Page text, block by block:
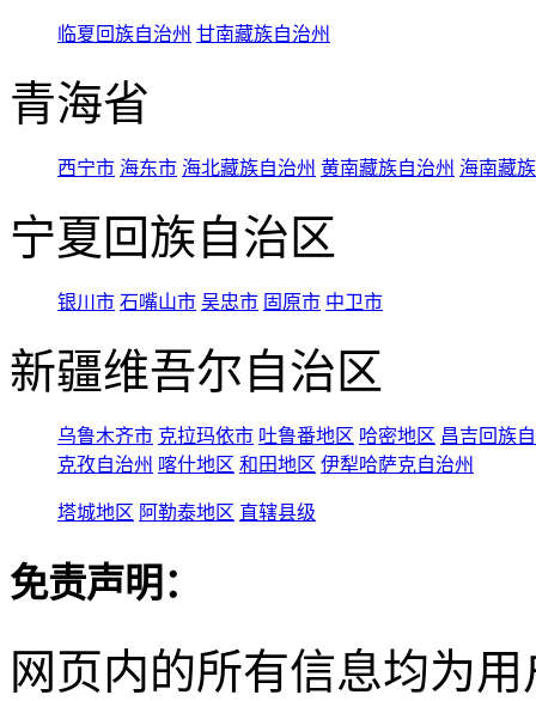
临夏回族自治州 甘南藏族自治州
青海省
西宁市 海东市 海北藏族自治州 黄南藏族自治州 海南藏
宁夏回族自治区
银川市 石嘴山市 吴忠市 固原市 中卫市
新疆维吾尔自治区
乌鲁木齐市 克拉玛依市 吐鲁番地区 哈密地区 昌吉回族
克孜自治州 喀什地区 和田地区 伊犁哈萨克自治州
塔城地区 阿勒泰地区 直辖县级
免责声明：
网页内的所有信息均为